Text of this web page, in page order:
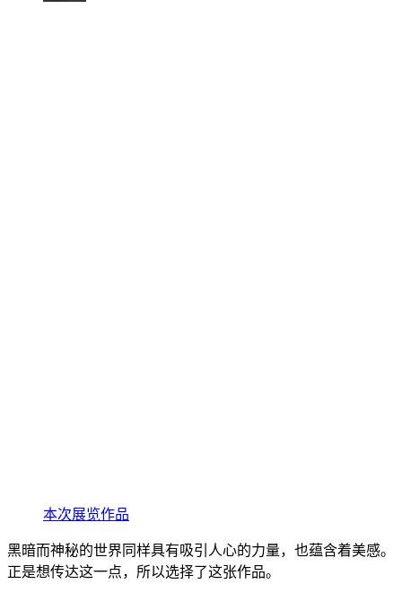
本次展览作品
黑暗而神秘的世界同样具有吸引人心的力量，也蕴含着美感。
正是想传达这一点，所以选择了这张作品。